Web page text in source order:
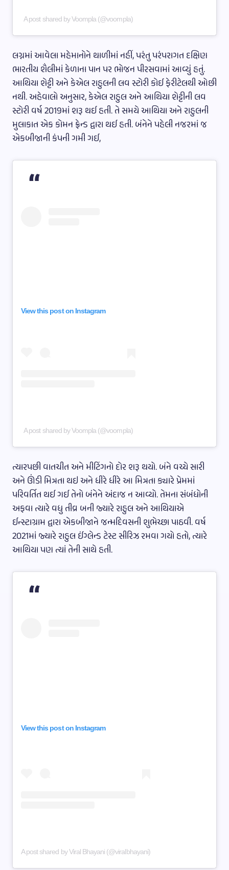
A post shared by Voompla (@voompla)
લગ્નમાં આવેલા મહેમાનોને થાળીમાં નહીં, પરંતુ પરંપરાગત દક્ષિણ
ભારતીય શૈલીમાં કેળાના પાન પર ભોજન પીરસવામાં આવ્યું હતું.
આથિયા શેટ્ટી અને કેએલ રાહુલની લવ સ્ટોરી કોઈ ફેરીટેલથી ઓછી
નથી. અહેવાલો અનુસાર, કેએલ રાહુલ અને આથિયા શેટ્ટીની લવ
સ્ટોરી વર્ષ 2019માં શરૂ થઈ હતી. તે સમયે આથિયા અને રાહુલની
મુલાકાત એક કોમન ફ્રેન્ડ દ્વારા થઈ હતી. બંનેને પહેલી નજરમાં જ
એકબીજાની કંપની ગમી ગઈ,
View this post on Instagram
A post shared by Voompla (@voompla)
ત્યારપછી વાતચીત અને મીટિંગનો દોર શરૂ થયો. બંને વચ્ચે સારી
અને ઊંડી મિત્રતા થઇ અને ધીરે ધીરે આ મિત્રતા ક્યારે પ્રેમમાં
પરિવર્તિત થઈ ગઈ તેનો બંનેને અંદાજ ન આવ્યો. તેમના સંબંધોની
અફવા ત્યારે વધુ તીવ્ર બની જ્યારે રાહુલ અને આથિયાએ
ઈન્સ્ટાગ્રામ દ્વારા એકબીજાને જન્મદિવસની શુભેચ્છા પાઠવી. વર્ષ
2021માં જ્યારે રાહુલ ઈંગ્લેન્ડ ટેસ્ટ સીરિઝ રમવા ગયો હતો, ત્યારે
આથિયા પણ ત્યાં તેની સાથે હતી.
View this post on Instagram
A post shared by Viral Bhayani (@viralbhayani)